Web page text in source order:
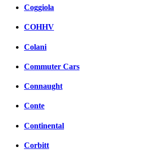
Coggiola
COHHV
Colani
Commuter Cars
Connaught
Conte
Continental
Corbitt